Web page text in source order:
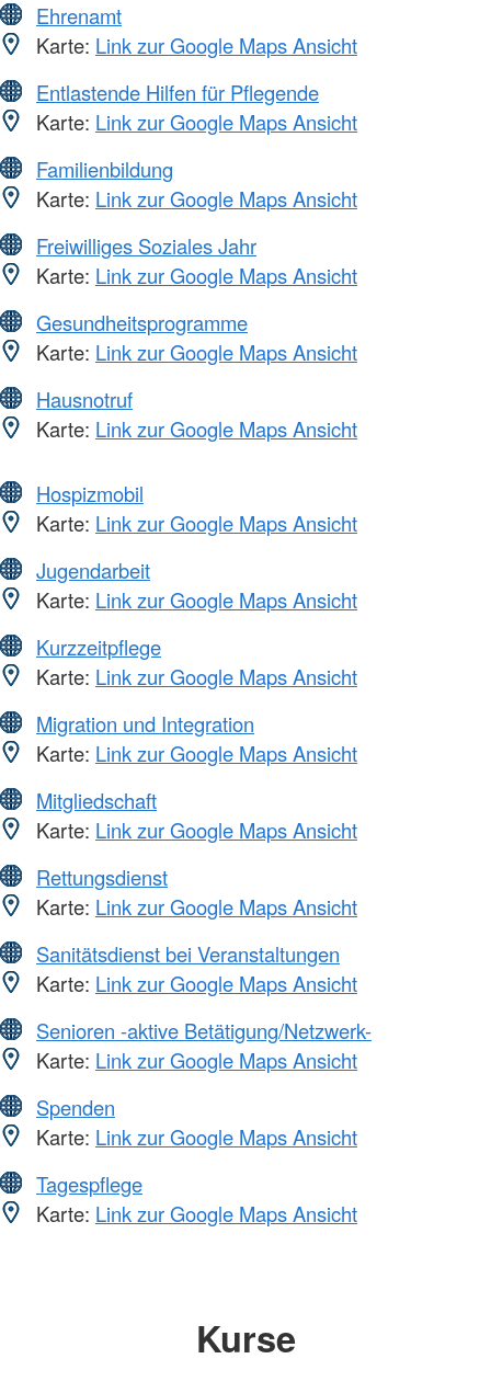
Ehrenamt
Karte: Link zur Google Maps Ansicht
Entlastende Hilfen für Pflegende
Karte: Link zur Google Maps Ansicht
Familienbildung
Karte: Link zur Google Maps Ansicht
Freiwilliges Soziales Jahr
Karte: Link zur Google Maps Ansicht
Gesundheitsprogramme
Karte: Link zur Google Maps Ansicht
Hausnotruf
Karte: Link zur Google Maps Ansicht
Hospizmobil
Karte: Link zur Google Maps Ansicht
Jugendarbeit
Karte: Link zur Google Maps Ansicht
Kurzzeitpflege
Karte: Link zur Google Maps Ansicht
Migration und Integration
Karte: Link zur Google Maps Ansicht
Mitgliedschaft
Karte: Link zur Google Maps Ansicht
Rettungsdienst
Karte: Link zur Google Maps Ansicht
Sanitätsdienst bei Veranstaltungen
Karte: Link zur Google Maps Ansicht
Senioren -aktive Betätigung/Netzwerk-
Karte: Link zur Google Maps Ansicht
Spenden
Karte: Link zur Google Maps Ansicht
Tagespflege
Karte: Link zur Google Maps Ansicht
Kurse